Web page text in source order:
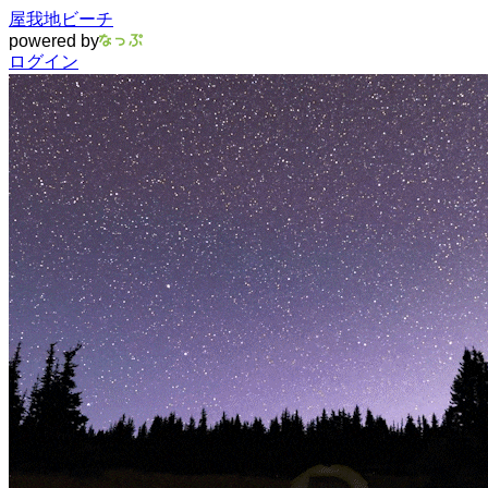
屋我地ビーチ
powered by
ログイン